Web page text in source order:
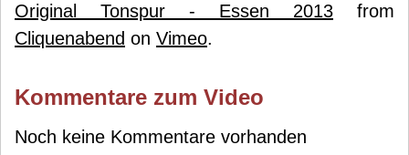
Original Tonspur - Essen 2013 from
Cliquenabend on Vimeo.
Kommentare zum Video
Noch keine Kommentare vorhanden